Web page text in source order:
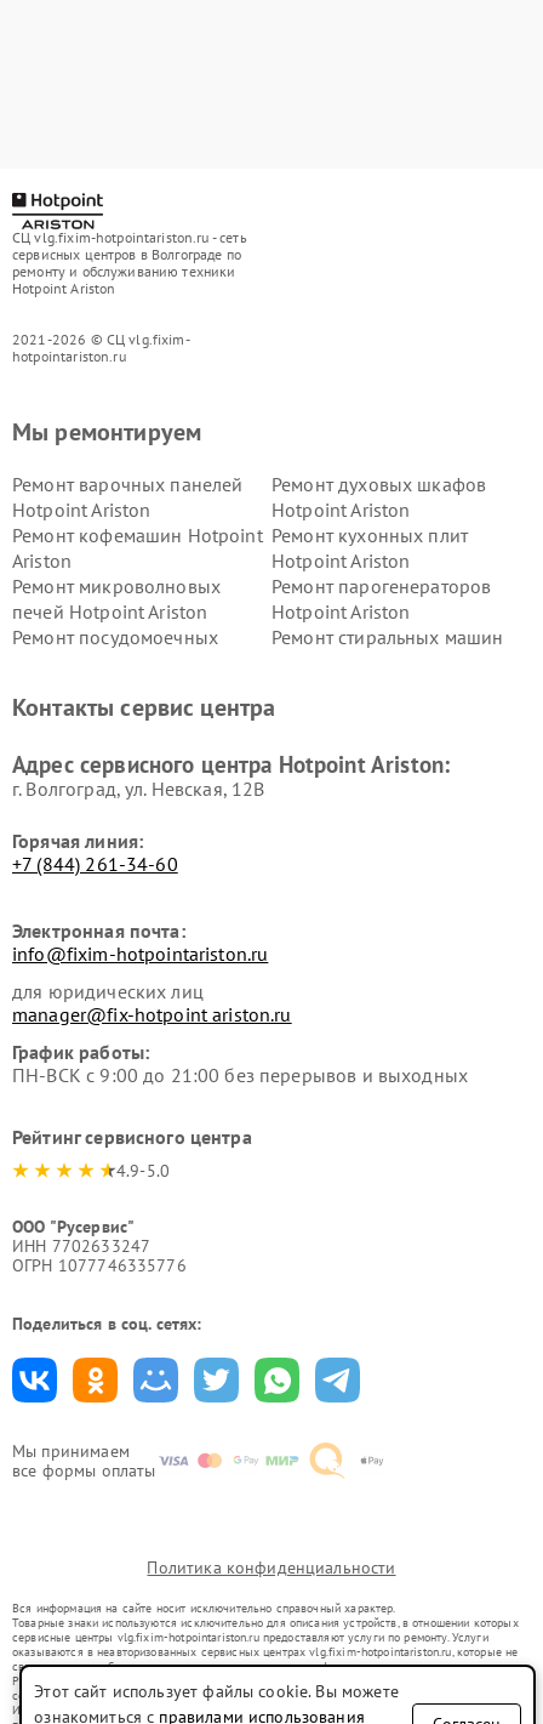
СЦ vlg.fixim-hotpointariston.ru - сеть
сервисных центров в Волгограде по
ремонту и обслуживанию техники
Hotpoint Ariston
2021-2026 © СЦ vlg.fixim-
hotpointariston.ru
Мы принимаем
все формы оплаты
Мы ремонтируем
Ремонт варочных панелей
Hotpoint Ariston
Ремонт духовых шкафов
Hotpoint Ariston
Ремонт кофемашин Hotpoint
Ariston
Ремонт кухонных плит
Hotpoint Ariston
Ремонт микроволновых
печей Hotpoint Ariston
Ремонт парогенераторов
Hotpoint Ariston
Ремонт посудомоечных
Ремонт стиральных машин
Hotpoint Ariston
Hotpoint Ariston
Ariston
Hotpoint Ariston
Контакты сервис центра
Адрес сервисного центра Hotpoint Ariston:
г. Волгоград, ул. Невская, 12В
Горячая линия:
+7 (844) 261-34-60
Электронная почта:
info@fixim-hotpointariston.ru
для юридических лиц
manager@fix-hotpoint ariston.ru
График работы:
ПН-ВСК с 9:00 до 21:00 без перерывов и выходных
Рейтинг сервисного центра
4.9-5.0
ООО "Русервис"
ИНН 7702633247
ОГРН 1077746335776
Поделиться в соц. сетях:
Политика конфиденциальности
Вся информация на сайте носит исключительно справочный характер.
Товарные знаки используются исключительно для описания устройств, в отношении которых
сервисные центры vlg.fixim-hotpointariston.ru предоставляют услуги по ремонту. Услуги
оказываются в неавторизованных сервисных центрах vlg.fixim-hotpointariston.ru, которые не
связаны с правообладателями товарных знаков или их официальными представителями.
Ремонт осуществляется для устройств, уже введенных в гражданский оборот в соответствии
со статьей 1487 ГК РФ.
Использование товарных знаков не преследует цели индивидуализации услуг или введения
Этот сайт использует файлы cookie. Вы можете
ознакомиться с правилами использования